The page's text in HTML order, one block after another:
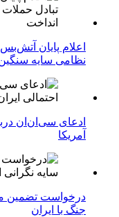
اعلام پایان
نظامی سایه سنگین
ادعای سی‌ان‌ان
آمریکا
درخواست تضمین
جنگ با ایران